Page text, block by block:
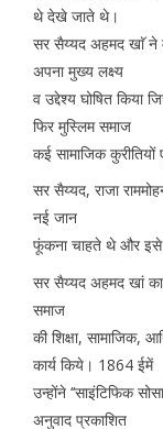
थे देखे जाते थे।
सर सैय्यद अहमद खाॅ ने
अपना मुख्य लक्ष्य
व उद्देश्य घोषित किया
फिर मुस्लिम समाज
कई सामाजिक
सर सैय्यद, राजा
नई जान
फूंकना चाहते थे और इसे
सर सैय्यद अहमद खां
समाज
की शिक्षा,
कार्य किये। 1864 ईमें
उन्होंने ‘‘साइंटिफिक
अनुवाद प्रकाशित